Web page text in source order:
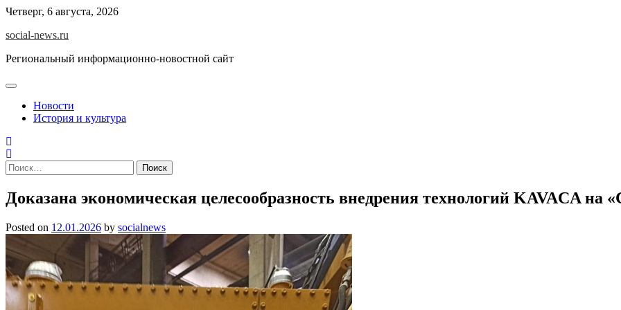
Skip
content
Четверг, 6 августа, 2026
social-news.ru
Региональный информационно-новостной сайт
Новости
История и культура
Найти:
Доказана экономическая целесообразность внедрения технологий KAVACA на
Posted on 12.01.2026 by socialnews